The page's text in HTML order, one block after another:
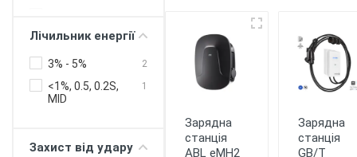
бізнесу
Онлайн-
Балансування
Лічильник енергії
3% - 5% 2
<1%, 0.5, 0.2S,
MID
1
Захист від удару
Зарядна
станція
ABL eMH2
Зарядна
станція
GB/T